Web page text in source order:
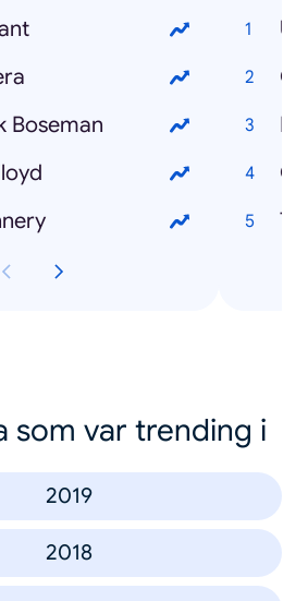
Boseman
som var trending i
2019
2018